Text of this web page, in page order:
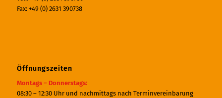
Fax: +49 (0) 2631 390738
Öffnungszeiten
Montags – Donnerstags:
08:30 – 12:30 Uhr und nachmittags nach Terminvereinbarung